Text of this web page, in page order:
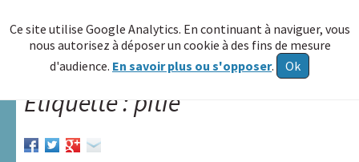
Ce site utilise Google Analytics. En continuant à naviguer, vous
nous autorisez à déposer un cookie à des fins de mesure
d'audience. En savoir plus ou s'opposer. Ok
≡
Allez au
contenu
Accueil
A.R.A.P.H.
Étiquette : pitié